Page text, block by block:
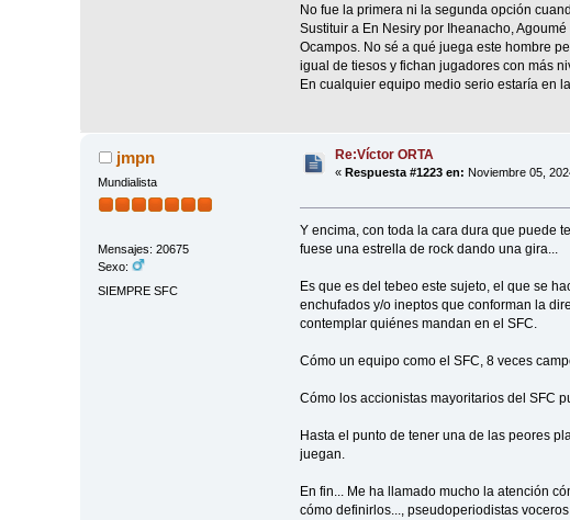
No fue la primera ni la segunda opción
Sustituir a En Nesiry por Iheanacho,
Ocampos. No sé a qué juega este hombre
igual de tiesos y fichan jugadores con más
En cualquier equipo medio serio estaría en
jmpn
Mundialista
Mensajes: 20675
Sexo:
SIEMPRE SFC
Re:Víctor ORTA
«Respuesta #1223 en: Noviembre 05,
Y encima, con toda la cara dura que puede
fuese una estrella de rock dando una gira...
Es que es del tebeo este sujeto, el que se
enchufados y/o ineptos que conforman la
contemplar quiénes mandan en el SFC.
Cómo un equipo como el SFC, 8 veces
Cómo los accionistas mayoritarios del SFC
Hasta el punto de tener una de las peores
juegan.
En fin... Me ha llamado mucho la atención
cómo definirlos..., pseudoperiodistas